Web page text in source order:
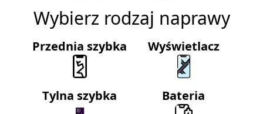
Wybierz rodzaj naprawy
Przednia szybka Wyświetlacz
Tylna szybka Bateria